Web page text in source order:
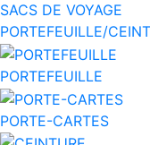
SACS DE VOYAGE
PORTEFEUILLE/
PORTEFEUILLE
PORTE-CARTES